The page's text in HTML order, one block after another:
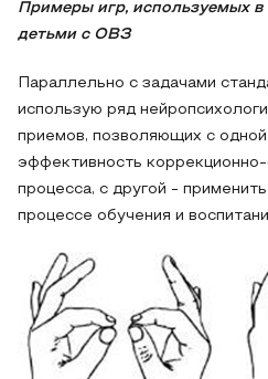
Примеры игр, используемых в
детьми с ОВЗ
Параллельно с задачами
использую ряд
приемов, позволяющих с
эффективность
процесса, с другой -
процессе обучения и